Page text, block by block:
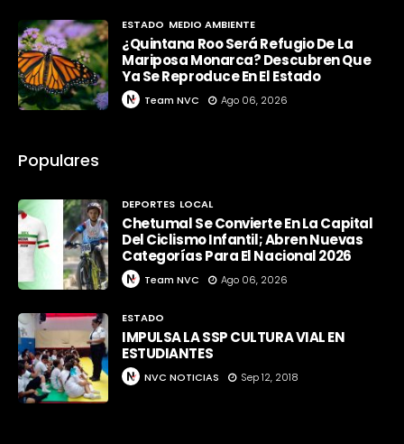
ESTADO MEDIO AMBIENTE
¿Quintana Roo Será Refugio De La
Mariposa Monarca? Descubren Que
Ya Se Reproduce En El Estado
Team NVC Ago 06, 2026
Populares
DEPORTES LOCAL
Chetumal Se Convierte En La Capital
Del Ciclismo Infantil; Abren Nuevas
Categorías Para El Nacional 2026
Team NVC Ago 06, 2026
ESTADO
IMPULSA LA SSP CULTURA VIAL EN
ESTUDIANTES
NVC NOTICIAS Sep 12, 2018